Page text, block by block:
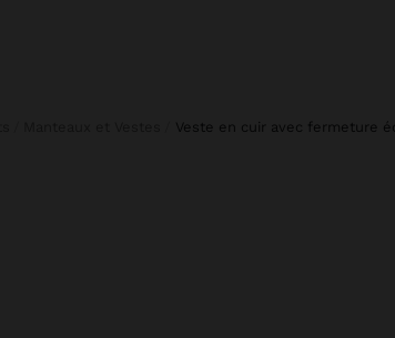
veste en cuir avec fermeture